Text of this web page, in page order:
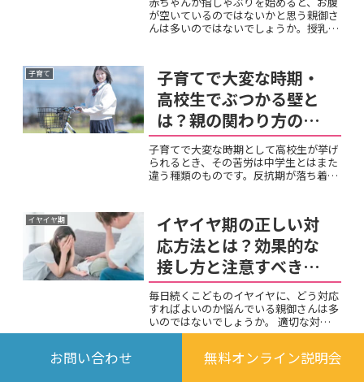
が空いているのではないかと思う親御さ
んは多いのではないでしょうか。授乳し
りする様子を見て、空腹との関係が気に
なります。指しゃぶりが本...
子育て
子育てで大変な時期・
高校生でぶつかる壁と
は？親の関わり方のヒ
ント
子育てで大変な時期として高校生が挙げ
られるとき、その苦労は中学生とはまた
違う種類のものです。反抗期が落ち着い
の間に立ちはだかります。「もう大きい
から」と放置しすぎても、...
イヤイヤ期
イヤイヤ期の正しい対
応方法とは？効果的な
接し方と注意すべきポ
イント
毎日続くこどものイヤイヤに、どう対応
すればよいのか悩んでいる親御さんは多
いのではないでしょうか。 適切な対応
方法を知らないまま感情的になってしま
ったり、逆にすべてを受け入れてしまっ
たりと、どちらが正解なのか分からずに
夜泣きはミルクで解決
お問い合わせ 無料オンライン説明会